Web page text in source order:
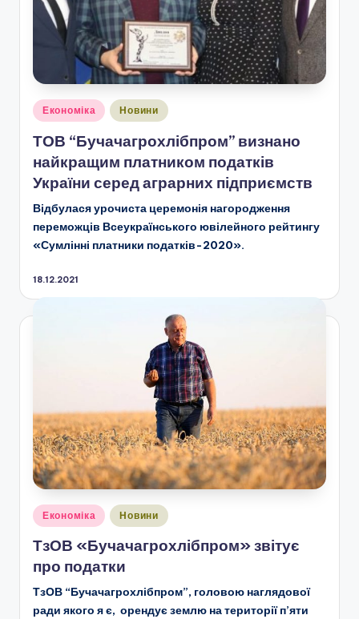
Опубліковано
Економіка Новини
ТОВ “Бучачагрохлібпром” визнано
найкращим платником податків
України серед аграрних підприємств
Відбулася урочиста церемонія нагородження
переможців Всеукраїнського ювілейного рейтингу
«Сумлінні платники податків-2020».
18.12.2021
Опубліковано
Економіка Новини
ТзОВ «Бучачагрохлібпром» звітує
про податки
ТзОВ “Бучачагрохлібпром”, головою наглядової
ради якого я є, орендує землю на території п’яти